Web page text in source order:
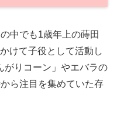
中でも1歳年上の蒔田
けて子役として活動し
がりコーン」やエバラの
ら注目を集めていた存